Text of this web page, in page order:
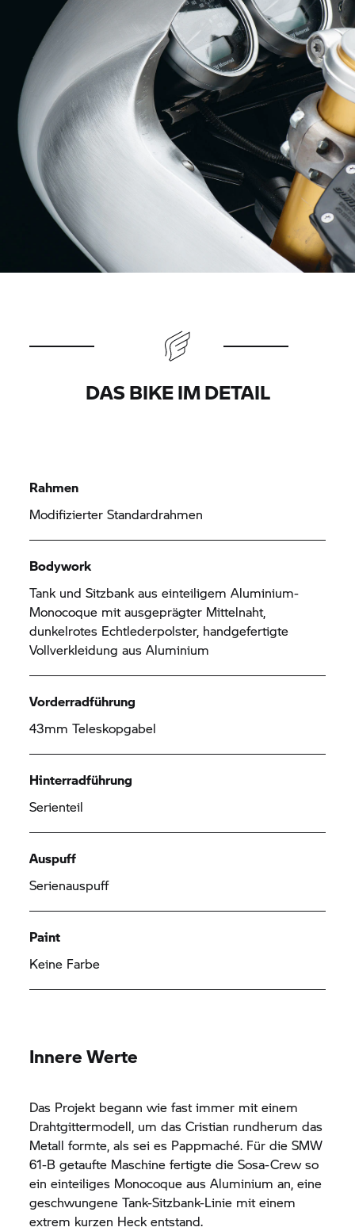
DAS BIKE IM DETAIL
Rahmen
Modifizierter Standardrahmen
Bodywork
Tank und Sitzbank aus einteiligem Aluminium-
Monocoque mit ausgeprägter Mittelnaht,
dunkelrotes Echtlederpolster, handgefertigte
Vollverkleidung aus Aluminium
Vorderradführung
43mm Teleskopgabel
Hinterradführung
Serienteil
Auspuff
Serienauspuff
Paint
Keine Farbe
Innere Werte
Das Projekt begann wie fast immer mit einem
Drahtgittermodell, um das Cristian rundherum das
Metall formte, als sei es Pappmaché. Für die SMW
61-B getaufte Maschine fertigte die Sosa-Crew so
ein einteiliges Monocoque aus Aluminium an, eine
geschwungene Tank-Sitzbank-Linie mit einem
extrem kurzen Heck entstand.